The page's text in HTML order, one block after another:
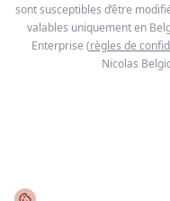
sont susceptibles d’être
valables uniquement en
Enterprise (règles de
Nicolas